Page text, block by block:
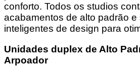
conforto. Todos os studios
acabamentos de alto padrão e
inteligentes de design para
Unidades duplex de Alto
Arpoador